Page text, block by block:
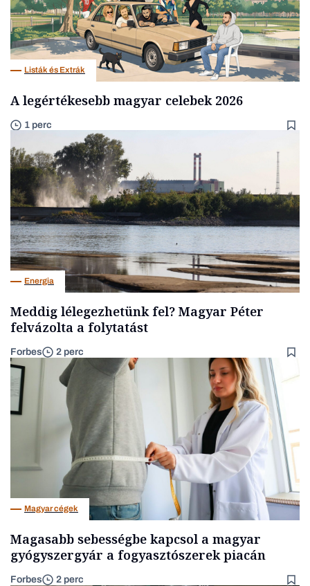
Listák és Extrák
A legértékesebb magyar celebek 2026
1 perc
Energia
Meddig lélegezhetünk fel? Magyar Péter
felvázolta a folytatást
Forbes 2 perc
Magyar cégek
Magasabb sebességbe kapcsol a magyar
gyógyszergyár a fogyasztószerek piacán
Forbes 2 perc